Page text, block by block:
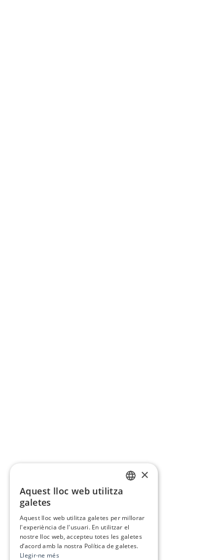
×
Aquest lloc web utilitza
galetes
Aquest lloc web utilitza galetes per millorar
l'experiència de l'usuari. En utilitzar el
nostre lloc web, accepteu totes les galetes
d’acord amb la nostra Política de galetes.
Llegir-ne més